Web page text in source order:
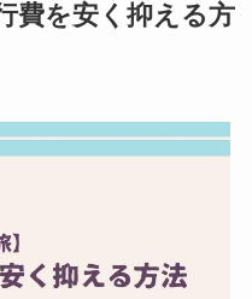
費を安く抑える方